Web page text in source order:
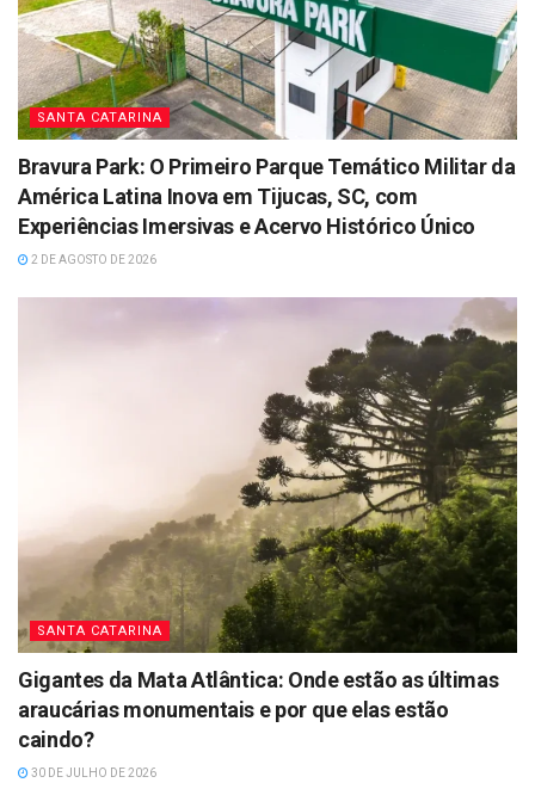
SANTA CATARINA
Bravura Park: O Primeiro Parque Temático Militar da
América Latina Inova em Tijucas, SC, com
Experiências Imersivas e Acervo Histórico Único
2 DE AGOSTO DE 2026
SANTA CATARINA
Gigantes da Mata Atlântica: Onde estão as últimas
araucárias monumentais e por que elas estão
caindo?
30 DE JULHO DE 2026